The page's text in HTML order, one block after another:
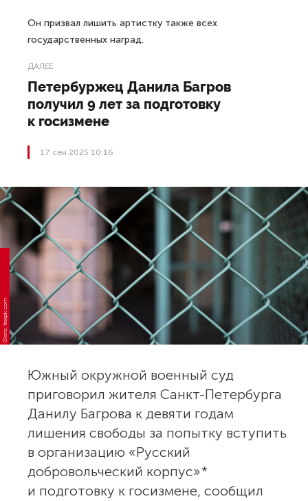
Он призвал лишить артистку также всех
государственных наград.
ДАЛЕЕ
Петербуржец Данила Багров
получил 9 лет за подготовку
к госизмене
17 сен 2025 10:16
Фото: freepik.com
Южный окружной военный суд
приговорил жителя Санкт-Петербурга
Данилу Багрова к девяти годам
лишения свободы за попытку вступить
в организацию «Русский
добровольческий корпус»*
и подготовку к госизмене, сообщил